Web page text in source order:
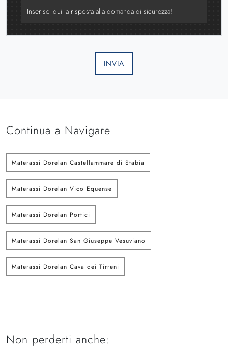
INVIA
Continua a Navigare
Materassi Dorelan Castellammare di Stabia
Materassi Dorelan Vico Equense
Materassi Dorelan Portici
Materassi Dorelan San Giuseppe Vesuviano
Materassi Dorelan Cava dei Tirreni
Non perderti anche: